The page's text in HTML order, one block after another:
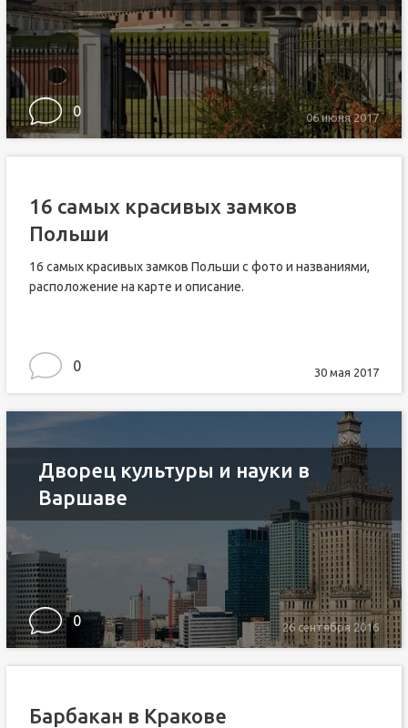
0 06 июня 2017
16 самых красивых замков
Польши
16 самых красивых замков Польши с фото и названиями,
расположение на карте и описание.
0 30 мая 2017
Дворец культуры и науки в
Варшаве
0 26 сентября 2016
Барбакан в Кракове